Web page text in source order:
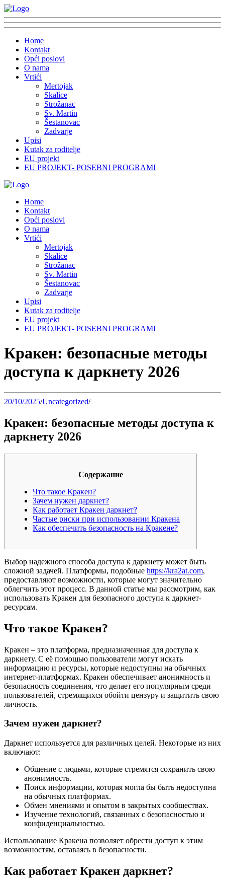
Home
Kontakt
Opći poslovi
O nama
Vrtići
Mertojak
Skalice
Strožanac
Sv. Martin
Šestanovac
Zadvarje
Upisi
Kutak za roditelje
EU projekt
EU PROJEKT- POSEBNI PROGRAMI
Home
Kontakt
Opći poslovi
O nama
Vrtići
Mertojak
Skalice
Strožanac
Sv. Martin
Šestanovac
Zadvarje
Upisi
Kutak za roditelje
EU projekt
EU PROJEKT- POSEBNI PROGRAMI
Кракен: безопасные методы
доступа к даркнету 2026
20/10/2025/Uncategorized/
Кракен: безопасные методы доступа к
даркнету 2026
Содержание
Что такое Кракен?
Зачем нужен даркнет?
Как работает Кракен даркнет?
Частые риски при использовании Кракена
Как обеспечить безопасность на Кракене?
Выбор надежного способа доступа к даркнету может быть
сложной задачей. Платформы, подобные https://kra2at.com,
предоставляют возможности, которые могут значительно
облегчить этот процесс. В данной статье мы рассмотрим, как
использовать Кракен для безопасного доступа к даркнет-
ресурсам.
Что такое Кракен?
Кракен – это платформа, предназначенная для доступа к
даркнету. С её помощью пользователи могут искать
информацию и ресурсы, которые недоступны на обычных
интернет-платформах. Кракен обеспечивает анонимность и
безопасность соединения, что делает его популярным среди
пользователей, стремящихся обойти цензуру и защитить свою
личность.
Зачем нужен даркнет?
Даркнет используется для различных целей. Некоторые из них
включают:
Общение с людьми, которые стремятся сохранить свою
анонимность.
Поиск информации, которая могла бы быть недоступна
на обычных платформах.
Обмен мнениями и опытом в закрытых сообществах.
Изучение технологий, связанных с безопасностью и
конфиденциальностью.
Использование Кракена позволяет обрести доступ к этим
возможностям, оставаясь в безопасности.
Как работает Кракен даркнет?